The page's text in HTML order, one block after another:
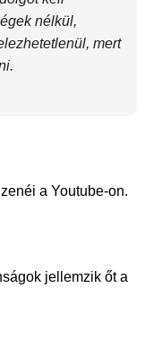
nélkül,
mert
a Youtube-on.
jellemzik őt a